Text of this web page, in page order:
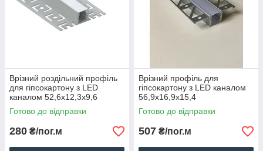
Врізний роздільний профіль
для гіпсокартону з LED
каналом 52,6х12,3х9,6
Готово до відправки
280 ₴/пог.м
Врізний профіль для
гіпсокартону з LED каналом
56,9x16,9x15,4
Готово до відправки
507 ₴/пог.м